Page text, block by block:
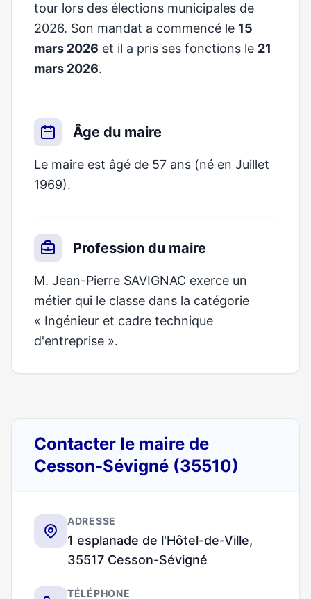
tour lors des élections municipales de
2026. Son mandat a commencé le 15
mars 2026 et il a pris ses fonctions le 21
mars 2026.
Âge du maire
Le maire est âgé de 57 ans (né en Juillet
1969).
Profession du maire
M. Jean-Pierre SAVIGNAC exerce un
métier qui le classe dans la catégorie
« Ingénieur et cadre technique
d'entreprise ».
Contacter le maire de
Cesson-Sévigné (35510)
ADRESSE
1 esplanade de l'Hôtel-de-Ville,
35517 Cesson-Sévigné
TÉLÉPHONE